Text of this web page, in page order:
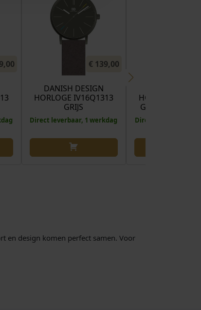
€139,00
DANISH DESIGN
HORLOGE IV16Q1313
GRIJS
Direct leverbaar, 1 werkdag
HORLOGE
GOLDPLATED
Direct leverbaar, 1
en design komen perfect samen. Voor